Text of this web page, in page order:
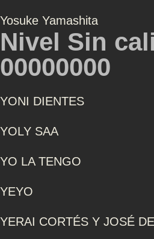
Yosuke Yamashita
Nivel Sin
00000000
YONI DIENTES
YOLY SAA
YO LA TENGO
YEYO
YERAI CORTÉS Y JOSÉ